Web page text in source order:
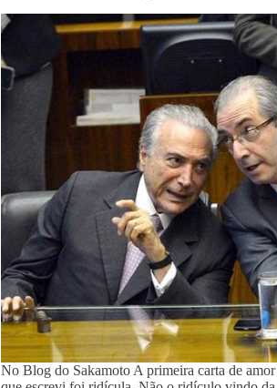
No Blog do Sakamoto A primeira carta de amor